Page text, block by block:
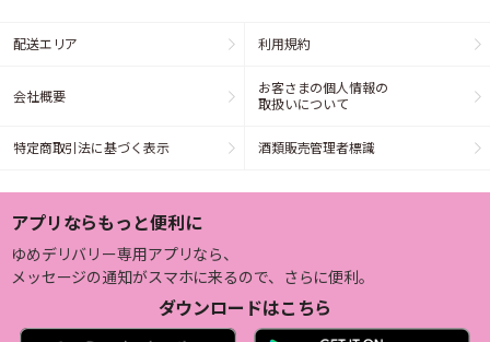
配送エリア 利用規約
会社概要
お客さまの個人情報の
取扱いについて
特定商取引法に基づく表示 酒類販売管理者標識
アプリならもっと便利に
ゆめデリバリー専用アプリなら、
メッセージの通知がスマホに来るので、さらに便利。
ダウンロードはこちら